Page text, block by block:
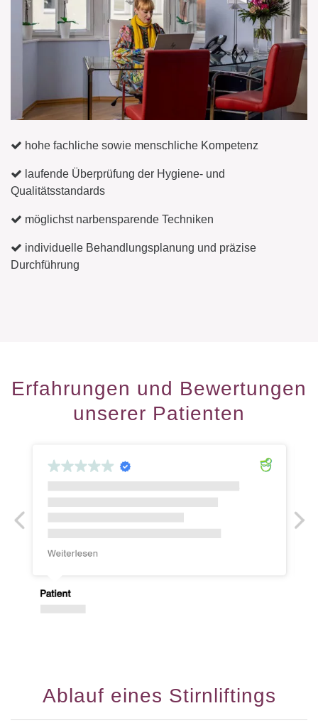
hohe fachliche sowie menschliche Kompetenz
laufende Überprüfung der Hygiene- und
Qualitätsstandards
möglichst narbensparende Techniken
individuelle Behandlungsplanung und präzise
Durchführung
Erfahrungen und Bewertungen
unserer Patienten
Ablauf eines Stirnliftings